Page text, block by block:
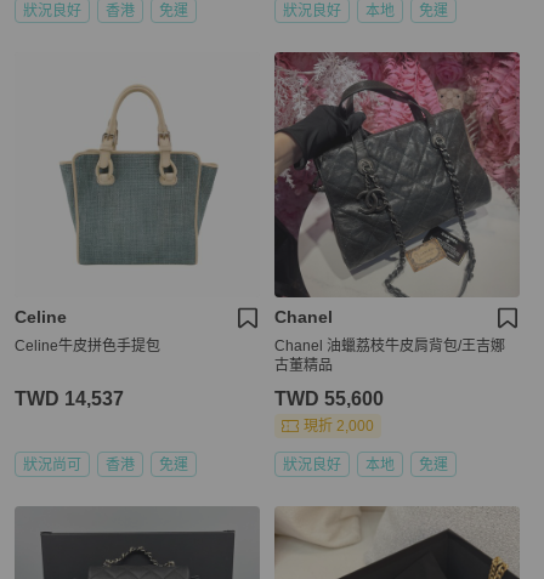
狀況良好 香港 免運 狀況良好 本地 免運
Celine
Celine牛皮拼色手提包
TWD 14,537
狀況尚可 香港 免運
Chanel
Chanel 油蠟荔枝牛皮肩背包/王吉娜
古董精品
TWD 55,600
現折 2,000
狀況良好 本地 免運